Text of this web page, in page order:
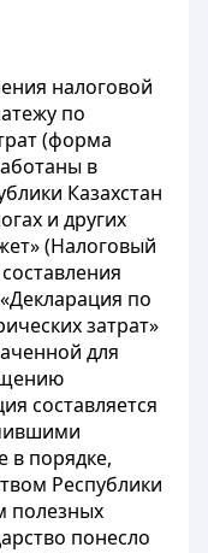
налоговой
по
(форма
в
Казахстан
и других
(Налоговый
по
затрат»
для
составляется
в порядке,
Республики
полезных
понесло